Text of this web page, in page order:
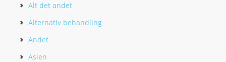
Alt det andet
Alternativ behandling
Andet
Asien